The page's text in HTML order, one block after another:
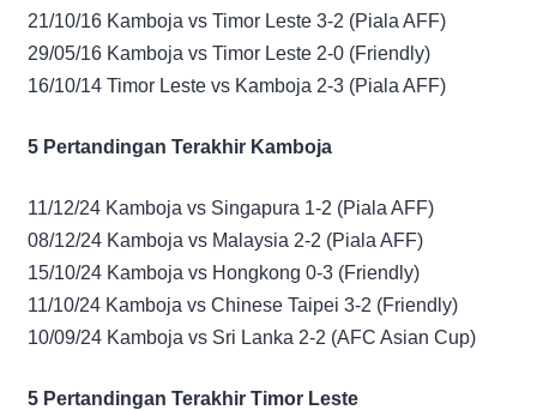
21/10/16 Kamboja vs Timor Leste 3-2 (Piala AFF)
29/05/16 Kamboja vs Timor Leste 2-0 (Friendly)
16/10/14 Timor Leste vs Kamboja 2-3 (Piala AFF)
5 Pertandingan Terakhir Kamboja
11/12/24 Kamboja vs Singapura 1-2 (Piala AFF)
08/12/24 Kamboja vs Malaysia 2-2 (Piala AFF)
15/10/24 Kamboja vs Hongkong 0-3 (Friendly)
11/10/24 Kamboja vs Chinese Taipei 3-2 (Friendly)
10/09/24 Kamboja vs Sri Lanka 2-2 (AFC Asian Cup)
5 Pertandingan Terakhir Timor Leste